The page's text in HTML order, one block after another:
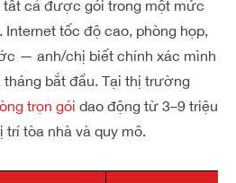
tất cả được gói trong một mức
tốc độ cao, phòng họp,
— anh/chị biết chính xác mình
bắt đầu. Tại thị trường
trọn gói dao động từ 3–9 triệu
tòa nhà và quy mô.